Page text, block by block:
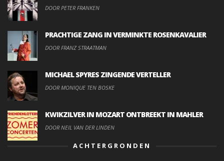
DOOR PETER FRANKEN
PRACHTIGE ZANG IN VERMINKTE ROSENKAVALIER
DOOR FRANZ STRAATMAN
MICHAEL SPYRES ZINGENDE VERTELLER
DOOR MONIQUE TEN BOSKE
KWIKZILVER IN MOZART ONTBREEKT IN MAHLER
DOOR NEIL VAN DER LINDEN
ACHTERGRONDEN